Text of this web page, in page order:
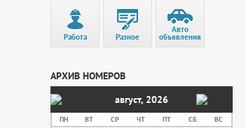
Работа Разное
Авто
объявления
АРХИВ НОМЕРОВ
август, 2026
ПН ВТ СР ЧТ ПТ СБ ВС